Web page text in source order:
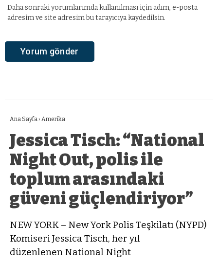
Daha sonraki yorumlarımda kullanılması için adım, e-posta
adresim ve site adresim bu tarayıcıya kaydedilsin.
Ana Sayfa › Amerika
Jessica Tisch: “National
Night Out, polis ile
toplum arasındaki
güveni güçlendiriyor”
NEW YORK – New York Polis Teşkilatı (NYPD)
Komiseri Jessica Tisch, her yıl
düzenlenen National Night